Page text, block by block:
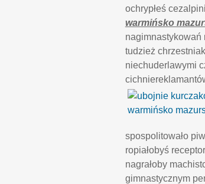
ochrypłeś
warmińsko
tudzież
niechuderlawymi
spospolitowało
ropiałobyś
nagrałoby
gimnastycznym